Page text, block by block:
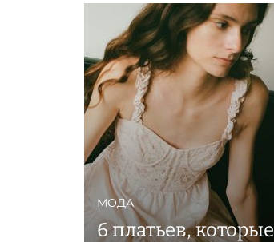
МОДА
6 платьев, которые